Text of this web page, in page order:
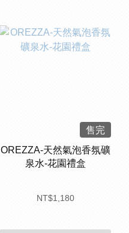
售完
OREZZA-天然氣泡香氛礦
泉水-花園禮盒
NT$1,180